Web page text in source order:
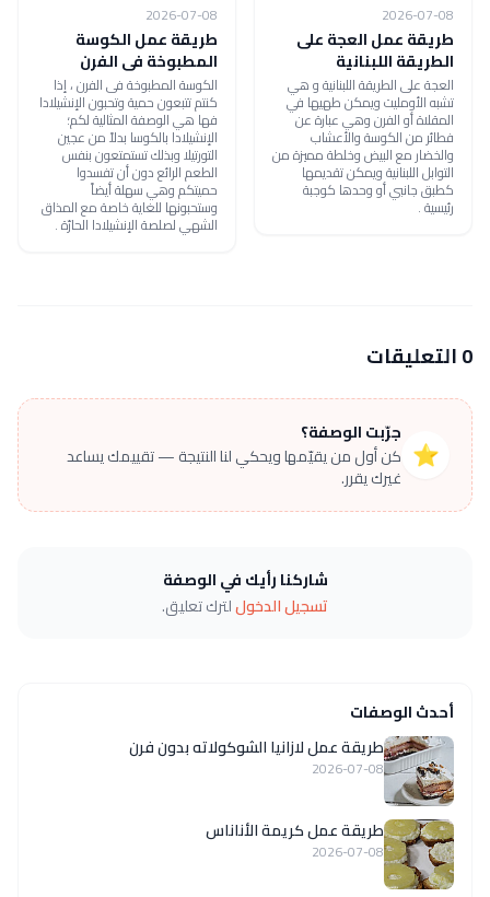
2026-07-08
طريقة عمل العجة على
الطريقة اللبنانية
العجة على الطريقة اللبنانية و هي
تشبه الأومليت ويمكن طهيها في
المقلاة أو الفرن وهي عبارة عن
فطائر من الكوسة والأعشاب
والخضار مع البيض وخلطة مميزة من
التوابل اللبنانية ويمكن تقديمها
كطبق جانبي أو وحدها كوجبة
رئيسية .
2026-07-08
طريقة عمل الكوسة
المطبوخة فى الفرن
الكوسة المطبوخة فى الفرن ، إذا
كنتم تتبعون حمية وتحبون الإنشيلادا
فها هي الوصفة المثالية لكم؛
الإنشيلادا بالكوسا بدلاً من عجين
التورتيلا وبذلك تستمتعون بنفس
الطعم الرائع دون أن تفسدوا
حميتكم وهي سهلة أيضاً
وستحبونها للغاية خاصة مع المذاق
الشهي لصلصة الإنشيلادا الحارّة .
0 التعليقات
⭐
جرّبت الوصفة؟
كن أول من يقيّمها ويحكي لنا النتيجة — تقييمك يساعد
غيرك يقرر.
شاركنا رأيك في الوصفة
تسجيل الدخوللترك تعليق.
أحدث الوصفات
طريقة عمل لازانيا الشوكولاته بدون فرن
2026-07-08
طريقة عمل كريمة الأناناس
2026-07-08